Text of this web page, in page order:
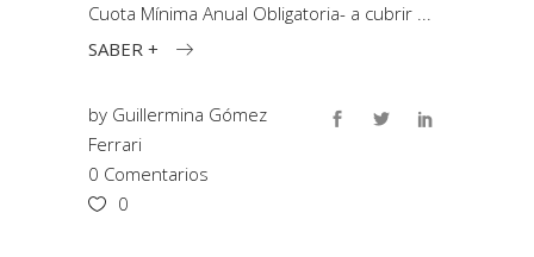
Cuota Mínima Anual Obligatoria- a cubrir
SABER +
by Guillermina Gómez
Ferrari
0 Comentarios
0